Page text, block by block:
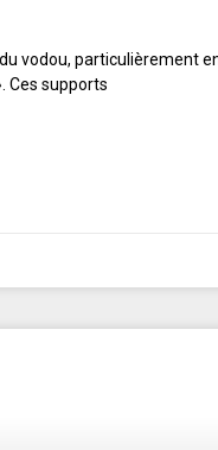
vodou, particulièrement
Ces supports